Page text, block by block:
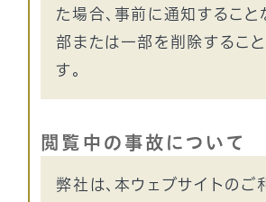
た場合、事前に通知すること
部または一部を削除するこ
す。
閲覧中の事故について
弊社は、本ウェブサイトのご